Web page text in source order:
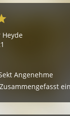
Heyde
Angenehme